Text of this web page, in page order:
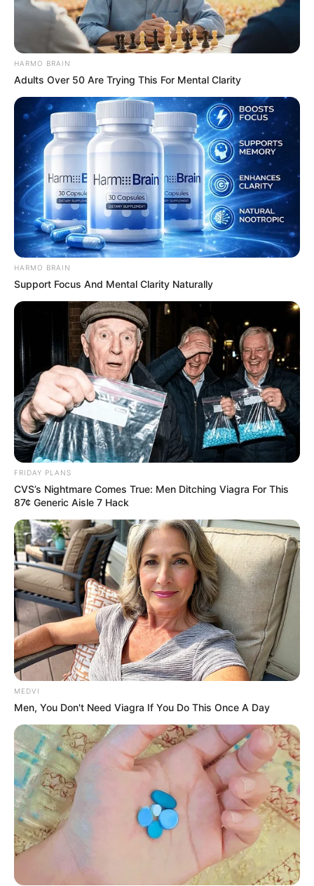
HARMO BRAIN
Adults Over 50 Are Trying This For Mental Clarity
HARMO BRAIN
Support Focus And Mental Clarity Naturally
FRIDAY PLANS
CVS’s Nightmare Comes True: Men Ditching Viagra For This
87¢ Generic Aisle 7 Hack
MEDVI
Men, You Don't Need Viagra If You Do This Once A Day